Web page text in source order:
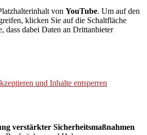
von YouTube. Um auf den
klicken Sie auf die Schaltfläche
dass dabei Daten an Drittanbieter
und Inhalte entsperren
verstärkter Sicherheitsmaßnahmen